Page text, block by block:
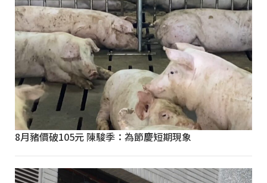
8月豬價破105元 陳駿季：為節慶短期現象